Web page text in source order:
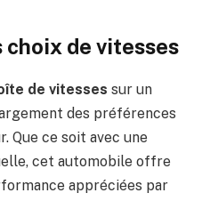
choix de vitesses
de vitesses sur un
des préférences
Que ce soit avec une
cet automobile offre
appréciées par